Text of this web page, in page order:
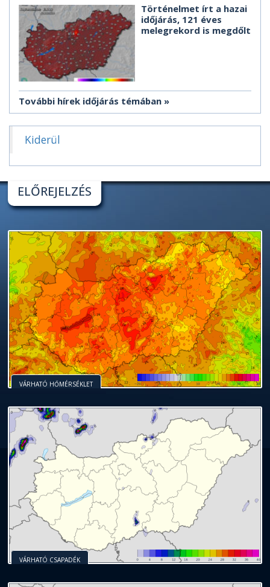
Történelmet írt a hazai
időjárás, 121 éves
melegrekord is megdőlt
További hírek időjárás témában
Kiderül
ELŐREJELZÉS
VÁRHATÓ HŐMÉRSÉKLET
VÁRHATÓ CSAPADÉK